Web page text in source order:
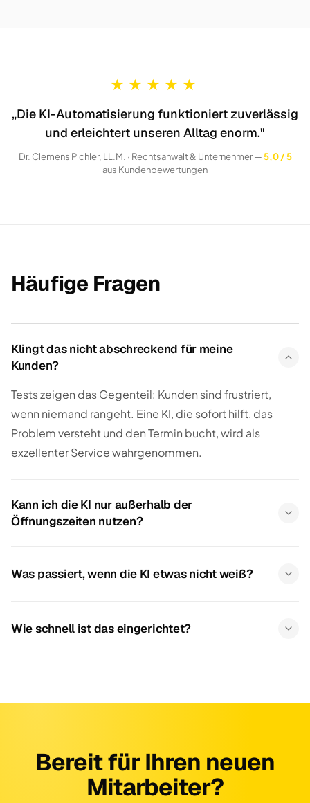
★ ★ ★ ★ ★
„Die KI-Automatisierung funktioniert zuverlässig
und erleichtert unseren Alltag enorm."
Dr. Clemens Pichler, LL.M. · Rechtsanwalt & Unternehmer —5,0 / 5
aus Kundenbewertungen
Häufige Fragen
Klingt das nicht abschreckend für meine
Kunden?
Tests zeigen das Gegenteil: Kunden sind frustriert,
wenn niemand rangeht. Eine KI, die sofort hilft, das
Problem versteht und den Termin bucht, wird als
exzellenter Service wahrgenommen.
Kann ich die KI nur außerhalb der
Öffnungszeiten nutzen?
Was passiert, wenn die KI etwas nicht weiß?
Wie schnell ist das eingerichtet?
Bereit für Ihren neuen
Mitarbeiter?